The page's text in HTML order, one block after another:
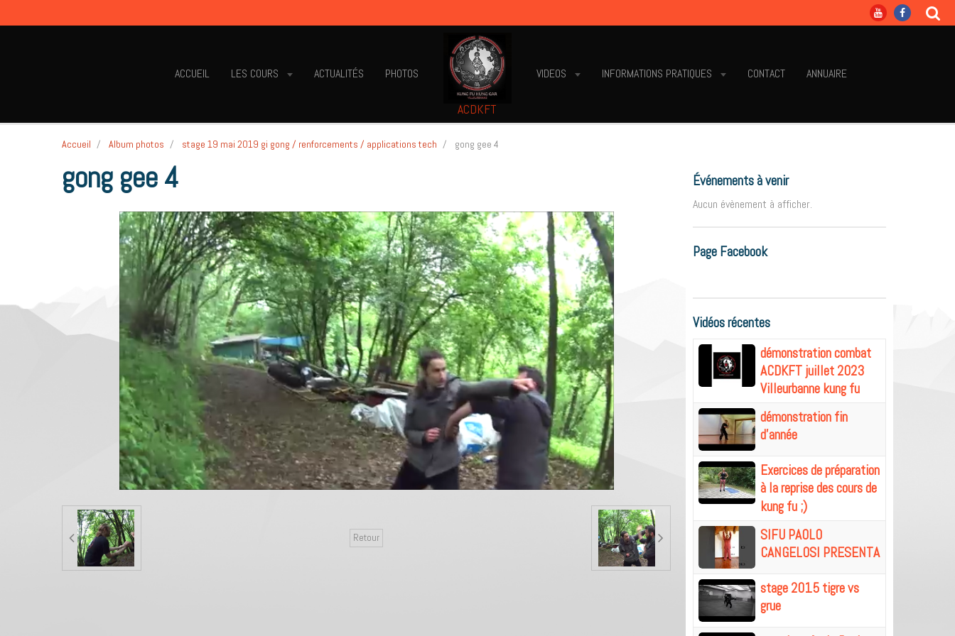
ACCUEIL LES COURS ACTUALITÉS PHOTOS
ACDKFT
VIDEOS INFORMATIONS PRATIQUES CONTACT ANNUAIRE
Accueil Album photos stage 19 mai 2019 gi gong / renforcements / applications tech gong gee 4
gong gee 4
Retour
Événements à venir
Aucun évènement à afficher.
Page Facebook
Vidéos récentes
démonstration combat
ACDKFT juillet 2023
Villeurbanne kung fu
démonstration fin
d'année
Exercices de préparation
à la reprise des cours de
kung fu ;)
SIFU PAOLO
CANGELOSI PRESENTA
stage 2015 tigre vs
grue